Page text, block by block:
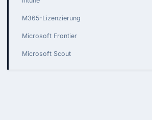
M365-Lizenzierung
Microsoft Frontier
Microsoft Scout